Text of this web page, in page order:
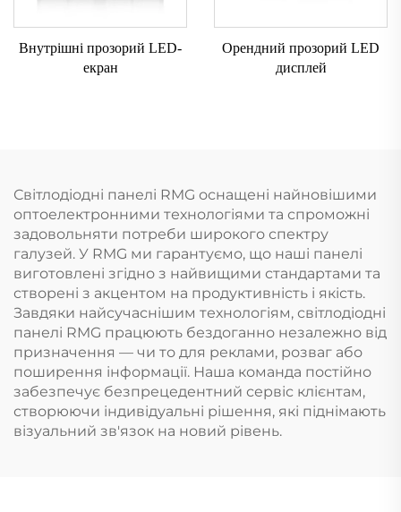
Внутрішні прозорий LED-
екран
Орендний прозорий LED
дисплей
Світлодіодні панелі RMG оснащені найновішими
оптоелектронними технологіями та спроможні
задовольняти потреби широкого спектру
галузей. У RMG ми гарантуємо, що наші панелі
виготовлені згідно з найвищими стандартами та
створені з акцентом на продуктивність і якість.
Завдяки найсучаснішим технологіям, світлодіодні
панелі RMG працюють бездоганно незалежно від
призначення — чи то для реклами, розваг або
поширення інформації. Наша команда постійно
забезпечує безпрецедентний сервіс клієнтам,
створюючи індивідуальні рішення, які піднімають
візуальний зв'язок на новий рівень.